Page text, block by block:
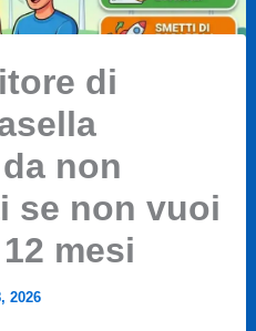
di
non
se non vuoi
mesi
2026